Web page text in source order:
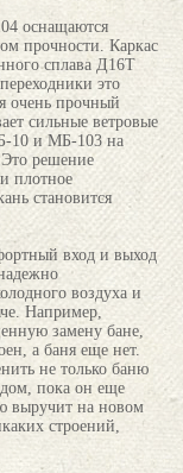
оснащаются
прочности. Каркас
сплава Д16Т
это
очень прочный
сильные ветровые
10 и МБ-103 на
решение
плотное
становится
вход и выход
воздуха и
Например,
замену бане,
а баня еще нет.
не только баню
пока он еще
выручит на новом
строений,